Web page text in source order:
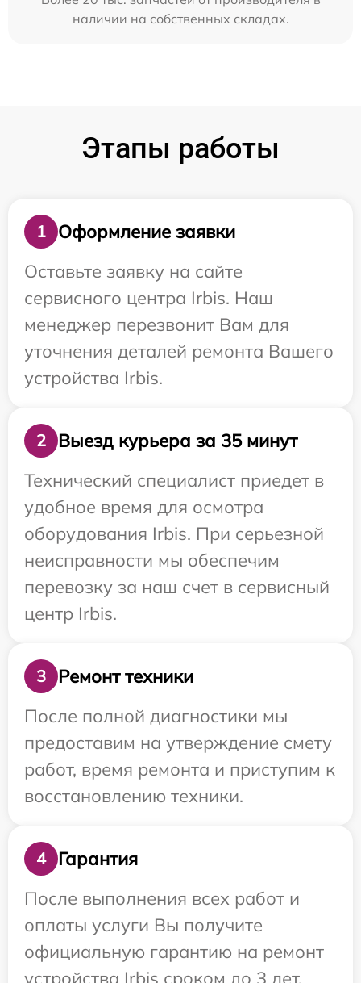
наличии на собственных складах.
Этапы работы
1
Оформление заявки
Оставьте заявку на сайте
сервисного центра Irbis. Наш
менеджер перезвонит Вам для
уточнения деталей ремонта Вашего
устройства Irbis.
2
Выезд курьера за 35 минут
Технический специалист приедет в
удобное время для осмотра
оборудования Irbis. При серьезной
неисправности мы обеспечим
перевозку за наш счет в сервисный
центр Irbis.
3
Ремонт техники
После полной диагностики мы
предоставим на утверждение смету
работ, время ремонта и приступим к
восстановлению техники.
4
Гарантия
После выполнения всех работ и
оплаты услуги Вы получите
официальную гарантию на ремонт
устройства Irbis сроком до 3 лет.